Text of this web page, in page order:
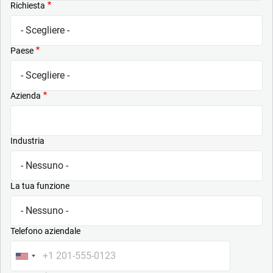
Richiesta
Paese
Azienda
Industria
La tua funzione
Telefono aziendale